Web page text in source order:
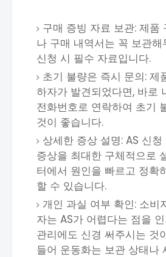
구매 증빙 자료 보관: 제품
나 구매 내역서는 꼭 보관해
신청 시 필수 자료입니다.
초기 불량은 즉시 문의: 제
하자가 발견되었다면, 바로
전화번호로 연락하여 초기
것이 좋습니다.
상세한 증상 설명: AS 신
증상을 최대한 구체적으로
터에서 원인을 빠르고 정확
할 수 있습니다.
개인 과실 여부 확인: 소비
자는 AS가 어렵다는 점을
관리에도 신경 써주시는 것
들어 운동화는 보관 상태나